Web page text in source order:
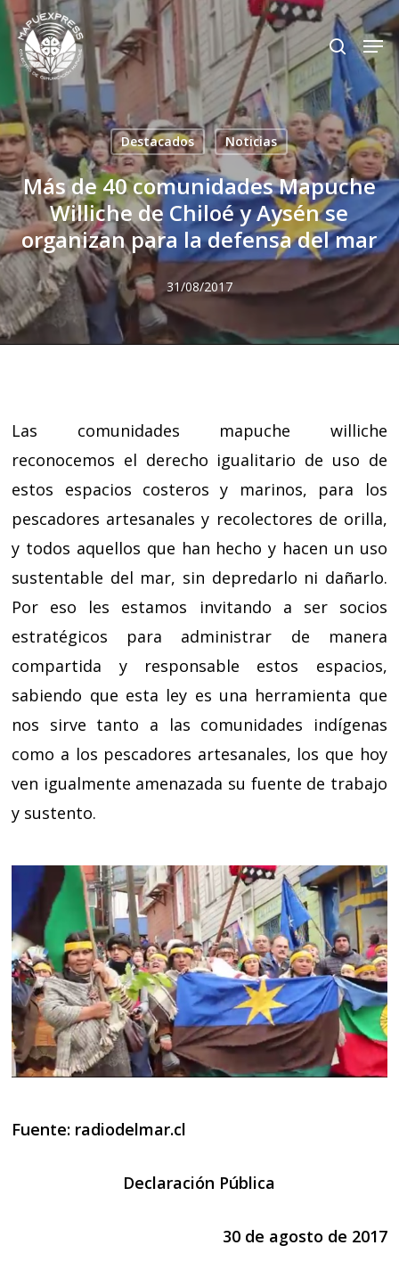
Skip
to
main
content
search
Destacados Noticias
Más de 40 comunidades Mapuche
Williche de Chiloé y Aysén se
organizan para la defensa del mar
31/08/2017
Las comunidades mapuche williche
reconocemos el derecho igualitario de uso de
estos espacios costeros y marinos, para los
pescadores artesanales y recolectores de orilla,
y todos aquellos que han hecho y hacen un uso
sustentable del mar, sin depredarlo ni dañarlo.
Por eso les estamos invitando a ser socios
estratégicos para administrar de manera
compartida y responsable estos espacios,
sabiendo que esta ley es una herramienta que
nos sirve tanto a las comunidades indígenas
como a los pescadores artesanales, los que hoy
ven igualmente amenazada su fuente de trabajo
y sustento.
Fuente: radiodelmar.cl
Declaración Pública
30 de agosto de 2017
Close
Menu